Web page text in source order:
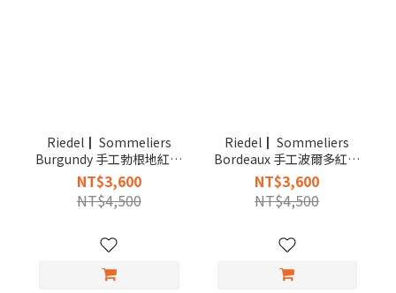
Riedel┃ Sommeliers
Burgundy 手工勃根地紅酒
杯
NT$3,600
NT$4,500
Riedel┃ Sommeliers
Bordeaux 手工波爾多紅酒
杯
NT$3,600
NT$4,500